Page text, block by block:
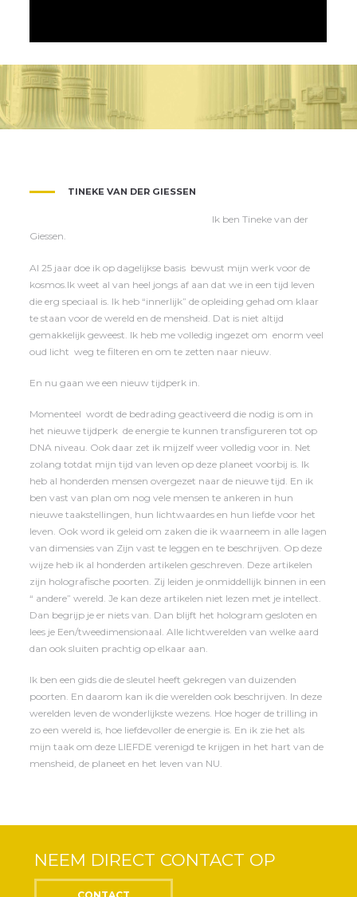
TINEKE VAN DER GIESSEN
Ik ben Tineke van der
Giessen.
Al 25 jaar doe ik op dagelijkse basis bewust mijn werk voor de
kosmos.Ik weet al van heel jongs af aan dat we in een tijd leven
die erg speciaal is. Ik heb “innerlijk” de opleiding gehad om klaar
te staan voor de wereld en de mensheid. Dat is niet altijd
gemakkelijk geweest. Ik heb me volledig ingezet om enorm veel
oud licht weg te filteren en om te zetten naar nieuw.
En nu gaan we een nieuw tijdperk in.
Momenteel wordt de bedrading geactiveerd die nodig is om in
het nieuwe tijdperk de energie te kunnen transfigureren tot op
DNA niveau. Ook daar zet ik mijzelf weer volledig voor in. Net
zolang totdat mijn tijd van leven op deze planeet voorbij is. Ik
heb al honderden mensen overgezet naar de nieuwe tijd. En ik
ben vast van plan om nog vele mensen te ankeren in hun
nieuwe taakstellingen, hun lichtwaardes en hun liefde voor het
leven. Ook word ik geleid om zaken die ik waarneem in alle lagen
van dimensies van Zijn vast te leggen en te beschrijven. Op deze
wijze heb ik al honderden artikelen geschreven. Deze artikelen
zijn holografische poorten. Zij leiden je onmiddellijk binnen in een
“ andere” wereld. Je kan deze artikelen niet lezen met je intellect.
Dan begrijp je er niets van. Dan blijft het hologram gesloten en
lees je Een/tweedimensionaal. Alle lichtwerelden van welke aard
dan ook sluiten prachtig op elkaar aan.
Ik ben een gids die de sleutel heeft gekregen van duizenden
poorten. En daarom kan ik die werelden ook beschrijven. In deze
werelden leven de wonderlijkste wezens. Hoe hoger de trilling in
zo een wereld is, hoe liefdevoller de energie is. En ik zie het als
mijn taak om deze LIEFDE verenigd te krijgen in het hart van de
mensheid, de planeet en het leven van NU.
NEEM DIRECT CONTACT OP